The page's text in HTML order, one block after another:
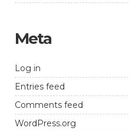
Meta
Log in
Entries feed
Comments feed
WordPress.org